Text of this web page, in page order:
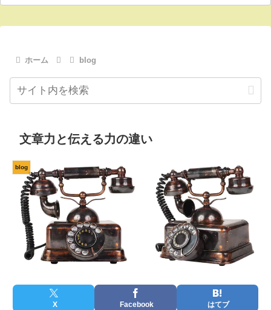
ホーム blog
文章力と伝える力の違い
blog
X Facebook はてブ